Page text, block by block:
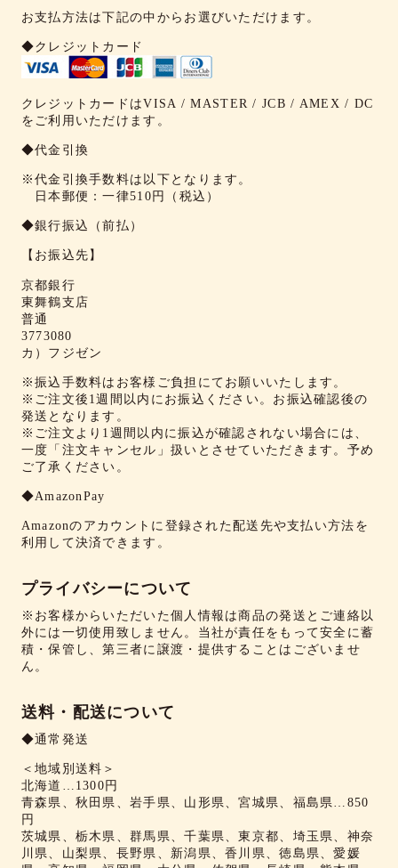
お支払方法は下記の中からお選びいただけます。
◆クレジットカード
クレジットカードはVISA / MASTER / JCB / AMEX / DC
をご利用いただけます。
◆代金引換
※代金引換手数料は以下となります。
日本郵便：一律510円（税込）
◆銀行振込（前払）
【お振込先】
京都銀行
東舞鶴支店
普通
3773080
カ）フジゼン
※振込手数料はお客様ご負担にてお願いいたします。
※ご注文後1週間以内にお振込ください。お振込確認後の
発送となります。
※ご注文より1週間以内に振込が確認されない場合には、
一度「注文キャンセル」扱いとさせていただきます。予め
ご了承ください。
◆AmazonPay
Amazonのアカウントに登録された配送先や支払い方法を
利用して決済できます。
プライバシーについて
※お客様からいただいた個人情報は商品の発送とご連絡以
外には一切使用致しません。当社が責任をもって安全に蓄
積・保管し、第三者に譲渡・提供することはございませ
ん。
送料・配送について
◆通常発送
＜地域別送料＞
北海道…1300円
青森県、秋田県、岩手県、山形県、宮城県、福島県…850
円
茨城県、栃木県、群馬県、千葉県、東京都、埼玉県、神奈
川県、山梨県、長野県、新潟県、香川県、徳島県、愛媛